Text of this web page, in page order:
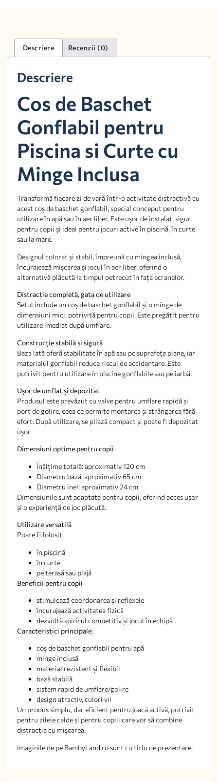
Descriere Recenzii (0)
Descriere
Cos de Baschet
Gonflabil pentru
Piscina si Curte cu
Minge Inclusa
Transformă fiecare zi de vară într-o activitate distractivă cu
acest coș de baschet gonflabil, special conceput pentru
utilizare în apă sau în aer liber. Este ușor de instalat, sigur
pentru copii și ideal pentru jocuri active în piscină, în curte
sau la mare.
Designul colorat și stabil, împreună cu mingea inclusă,
încurajează mișcarea și jocul în aer liber, oferind o
alternativă plăcută la timpul petrecut în fața ecranelor.
Distracție completă, gata de utilizare
Setul include un coș de baschet gonflabil și o minge de
dimensiuni mici, potrivită pentru copii. Este pregătit pentru
utilizare imediat după umflare.
Construcție stabilă și sigură
Baza lată oferă stabilitate în apă sau pe suprafețe plane, iar
materialul gonflabil reduce riscul de accidentare. Este
potrivit pentru utilizare în piscine gonflabile sau pe iarbă.
Ușor de umflat și depozitat
Produsul este prevăzut cu valve pentru umflare rapidă și
port de golire, ceea ce permite montarea și strângerea fără
efort. După utilizare, se pliază compact și poate fi depozitat
ușor.
Dimensiuni optime pentru copii
Înălțime totală: aproximativ 120 cm
Diametru bază: aproximativ 65 cm
Diametru inel: aproximativ 24 cm
Dimensiunile sunt adaptate pentru copii, oferind acces ușor
și o experiență de joc plăcută.
Utilizare versatilă
Poate fi folosit:
în piscină
în curte
pe terasă sau plajă
Beneficii pentru copii
stimulează coordonarea și reflexele
încurajează activitatea fizică
dezvoltă spiritul competitiv și jocul în echipă
Caracteristici principale:
coș de baschet gonflabil pentru apă
minge inclusă
material rezistent și flexibil
bază stabilă
sistem rapid de umflare/golire
design atractiv, culori vii
Un produs simplu, dar eficient pentru joacă activă, potrivit
pentru zilele calde și pentru copiii care vor să combine
distracția cu mișcarea.
Imaginile de pe BambyLand.ro sunt cu titlu de prezentare!